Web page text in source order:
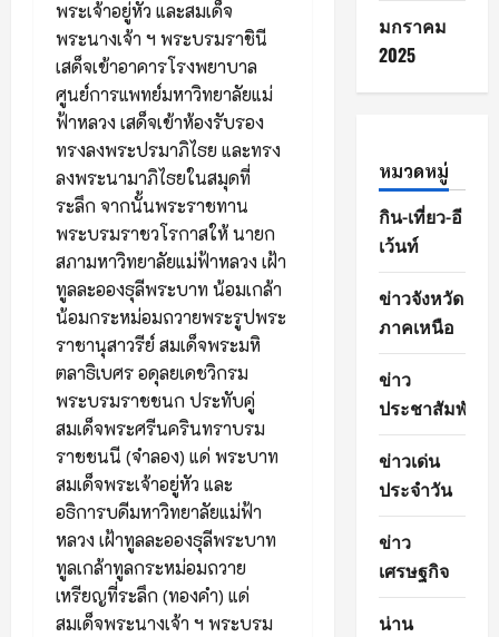
พระเจ้าอยู่หัว และสมเด็จ
พระนางเจ้า ฯ พระบรมราชินี
เสด็จเข้าอาคารโรงพยาบาล
ศูนย์การแพทย์มหาวิทยาลัยแม่
ฟ้าหลวง เสด็จเข้าห้องรับรอง
ทรงลงพระปรมาภิไธย และทรง
ลงพระนามาภิไธยในสมุดที่
ระลึก จากนั้นพระราชทาน
พระบรมราชวโรกาสให้ นายก
สภามหาวิทยาลัยแม่ฟ้าหลวง เฝ้า
ทูลละอองธุลีพระบาท น้อมเกล้า
น้อมกระหม่อมถวายพระรูปพระ
ราชานุสาวรีย์ สมเด็จพระมหิ
ตลาธิเบศร อดุลยเดชวิกรม
พระบรมราชชนก ประทับคู่
สมเด็จพระศรีนครินทราบรม
ราชชนนี (จำลอง) แด่ พระบาท
สมเด็จพระเจ้าอยู่หัว และ
อธิการบดีมหาวิทยาลัยแม่ฟ้า
หลวง เฝ้าทูลละอองธุลีพระบาท
ทูลเกล้าทูลกระหม่อมถวาย
เหรียญที่ระลึก (ทองคำ) แด่
สมเด็จพระนางเจ้า ฯ พระบรม
มกราคม
2025
หมวดหมู่
กิน-เที่ยว-อี
เว้นท์
ข่าวจังหวัด
ภาคเหนือ
ข่าว
ประชาสัมพันธ์
ข่าวเด่น
ประจำวัน
ข่าว
เศรษฐกิจ
น่าน